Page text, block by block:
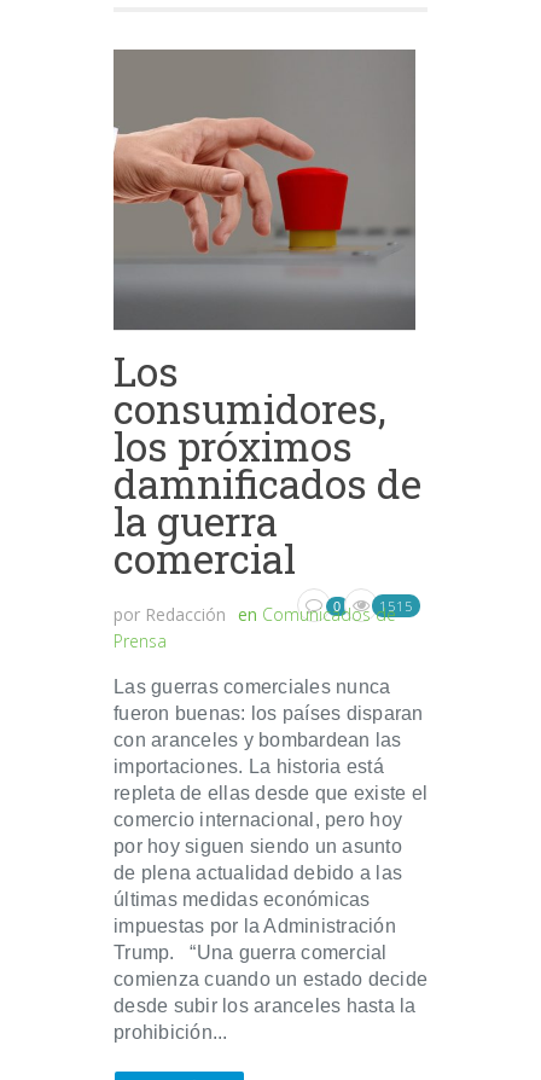
Los
consumidores,
los próximos
damnificados de
la guerra
comercial
por Redacción en Comunicados de
Prensa
0 1515
Las guerras comerciales nunca
fueron buenas: los países disparan
con aranceles y bombardean las
importaciones. La historia está
repleta de ellas desde que existe el
comercio internacional, pero hoy
por hoy siguen siendo un asunto
de plena actualidad debido a las
últimas medidas económicas
impuestas por la Administración
Trump. “Una guerra comercial
comienza cuando un estado decide
desde subir los aranceles hasta la
prohibición...